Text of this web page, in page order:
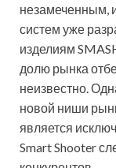
незамеченным,
систем уже
изделиям
долю рынка
неизвестно.
новой ниши
является
Smart Shooter